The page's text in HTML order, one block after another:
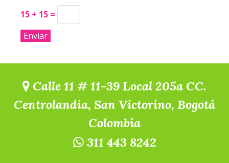
15 + 15 =
Calle 11 # 11-39 Local 205a CC.
Centrolandia, San Victorino, Bogotá
Colombia
311 443 8242